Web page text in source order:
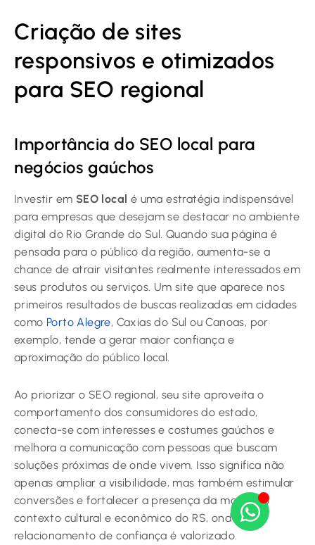
Criação de sites
responsivos e otimizados
para SEO regional
Importância do SEO local para
negócios gaúchos
Investir em SEO local é uma estratégia indispensável
para empresas que desejam se destacar no ambiente
digital do Rio Grande do Sul. Quando sua página é
pensada para o público da região, aumenta-se a
chance de atrair visitantes realmente interessados em
seus produtos ou serviços. Um site que aparece nos
primeiros resultados de buscas realizadas em cidades
como Porto Alegre, Caxias do Sul ou Canoas, por
exemplo, tende a gerar maior confiança e
aproximação do público local.
Ao priorizar o SEO regional, seu site aproveita o
comportamento dos consumidores do estado,
conecta-se com interesses e costumes gaúchos e
melhora a comunicação com pessoas que buscam
soluções próximas de onde vivem. Isso significa não
apenas ampliar a visibilidade, mas também estimular
conversões e fortalecer a presença da marca no
contexto cultural e econômico do RS, onde o
relacionamento de confiança é valorizado.